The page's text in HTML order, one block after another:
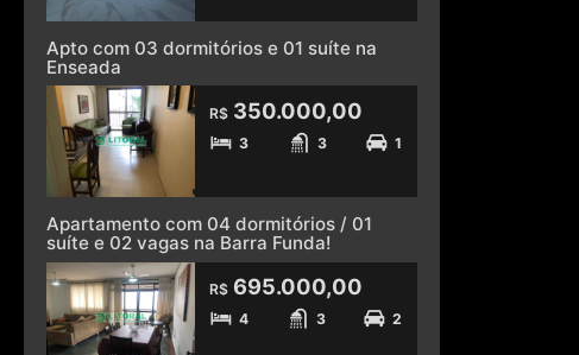
Apto com 03 dormitórios e 01 suíte na
Enseada
R$350.000,00
3 3 1
Apartamento com 04 dormitórios / 01
suíte e 02 vagas na Barra Funda!
R$695.000,00
4 3 2